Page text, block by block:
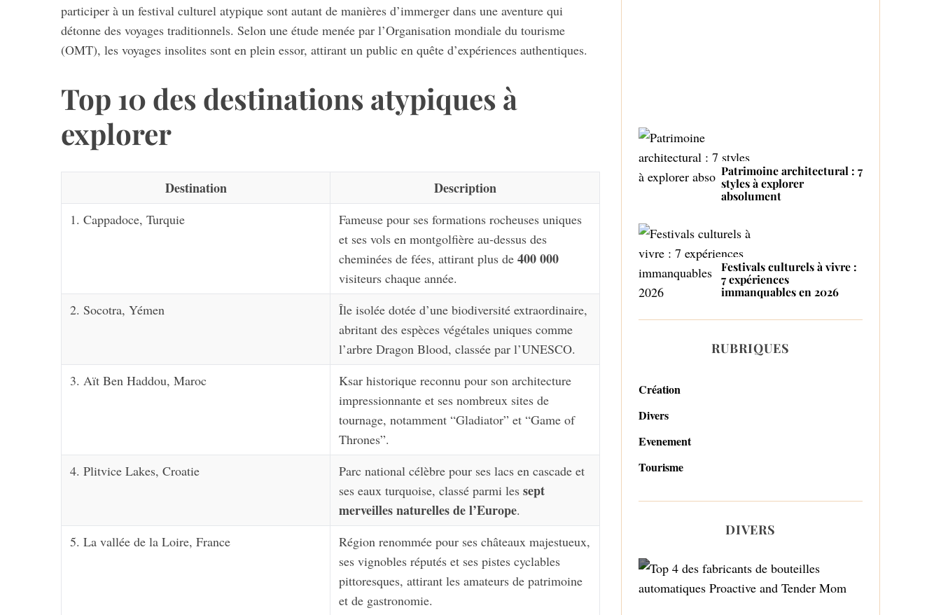
participer à un festival culturel atypique sont autant de manières d’immerger dans une aventure qui
détonne des voyages traditionnels. Selon une étude menée par l’Organisation mondiale du tourisme
(OMT), les voyages insolites sont en plein essor, attirant un public en quête d’expériences authentiques.
Top 10 des destinations atypiques à
explorer
Destination Description
1. Cappadoce, Turquie
Fameuse pour ses formations rocheuses uniques
et ses vols en montgolfière au-dessus des
cheminées de fées, attirant plus de 400 000
visiteurs chaque année.
2. Socotra, Yémen
Île isolée dotée d’une biodiversité extraordinaire,
abritant des espèces végétales uniques comme
l’arbre Dragon Blood, classée par l’UNESCO.
3. Aït Ben Haddou, Maroc
Ksar historique reconnu pour son architecture
impressionnante et ses nombreux sites de
tournage, notamment “Gladiator” et “Game of
Thrones”.
4. Plitvice Lakes, Croatie
Parc national célèbre pour ses lacs en cascade et
ses eaux turquoise, classé parmi les sept
merveilles naturelles de l’Europe.
5. La vallée de la Loire, France
Région renommée pour ses châteaux majestueux,
ses vignobles réputés et ses pistes cyclables
pittoresques, attirant les amateurs de patrimoine
et de gastronomie.
Patrimoine architectural : 7
styles à explorer
absolument
Festivals culturels à vivre :
7 expériences
immanquables en 2026
RUBRIQUES
Création
Divers
Evenement
Tourisme
DIVERS
Top 4 des fabricants de